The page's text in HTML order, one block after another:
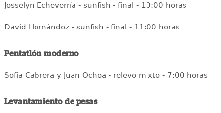
Josselyn Echeverría - sunfish - final - 10:00 horas
David Hernández - sunfish - final - 11:00 horas
Pentatlón moderno
Sofía Cabrera y Juan Ochoa - relevo mixto - 7:00 horas
Levantamiento de pesas